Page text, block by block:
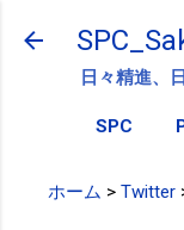
スキッ
日々精進、
SPC
ホーム > Twitter